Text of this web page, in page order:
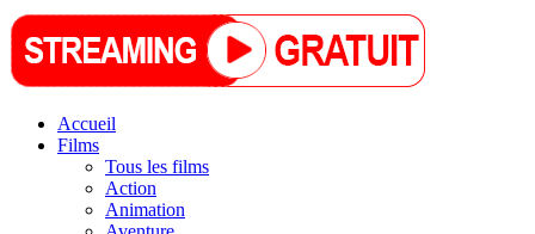
Accueil
Films
Tous les films
Action
Animation